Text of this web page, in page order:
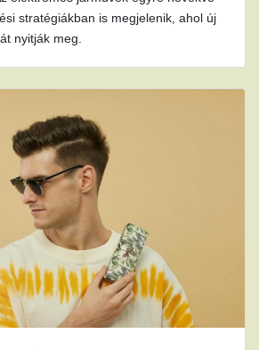
stratégiákban is megjelenik, ahol új
nyitják meg.